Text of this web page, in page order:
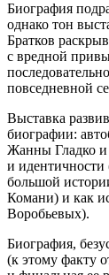
Биография
однако тон
Братков
с вредной
повседневной
Выставка
биографии:
Жанны Гладко и
и идентичности
большой
Комани) и как
Воробьевых).
Биография,
(к этому факту